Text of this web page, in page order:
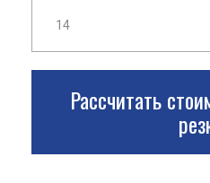
Рассчитать